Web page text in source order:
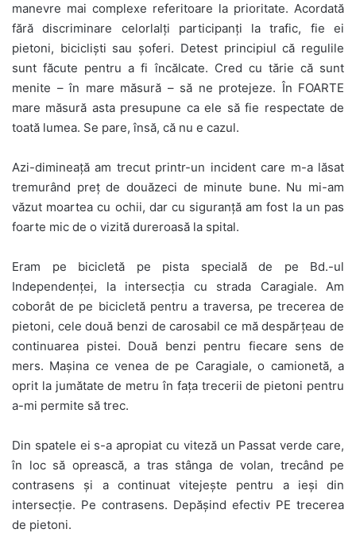
manevre mai complexe referitoare la prioritate. Acordată
fără discriminare celorlalţi participanţi la trafic, fie ei
pietoni, biciclişti sau şoferi. Detest principiul că regulile
sunt făcute pentru a fi încălcate. Cred cu tărie că sunt
menite – în mare măsură – să ne protejeze. În FOARTE
mare măsură asta presupune ca ele să fie respectate de
toată lumea. Se pare, însă, că nu e cazul.
Azi-dimineaţă am trecut printr-un incident care m-a lăsat
tremurând preţ de douăzeci de minute bune. Nu mi-am
văzut moartea cu ochii, dar cu siguranţă am fost la un pas
foarte mic de o vizită dureroasă la spital.
Eram pe bicicletă pe pista specială de pe Bd.-ul
Independenţei, la intersecţia cu strada Caragiale. Am
coborât de pe bicicletă pentru a traversa, pe trecerea de
pietoni, cele două benzi de carosabil ce mă despărţeau de
continuarea pistei. Două benzi pentru fiecare sens de
mers. Maşina ce venea de pe Caragiale, o camionetă, a
oprit la jumătate de metru în faţa trecerii de pietoni pentru
a-mi permite să trec.
Din spatele ei s-a apropiat cu viteză un Passat verde care,
în loc să oprească, a tras stânga de volan, trecând pe
contrasens şi a continuat vitejeşte pentru a ieşi din
intersecţie. Pe contrasens. Depăşind efectiv PE trecerea
de pietoni.